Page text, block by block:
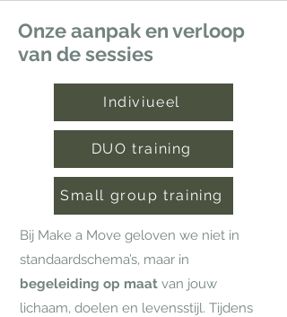
Onze aanpak en verloop
van de sessies
Indiviueel
DUO training
Small group training
Bij Make a Move geloven we niet in
standaardschema’s, maar in
begeleiding op maat van jouw
lichaam, doelen en levensstijl. Tijdens